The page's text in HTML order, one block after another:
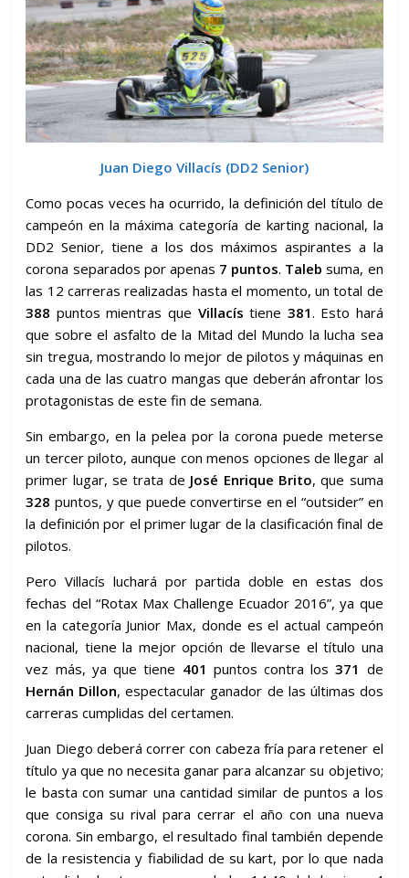
Juan Diego Villacís (DD2 Senior)
Como pocas veces ha ocurrido, la definición del título de
campeón en la máxima categoría de karting nacional, la
DD2 Senior, tiene a los dos máximos aspirantes a la
corona separados por apenas 7 puntos. Taleb suma, en
las 12 carreras realizadas hasta el momento, un total de
388 puntos mientras que Villacís tiene 381. Esto hará
que sobre el asfalto de la Mitad del Mundo la lucha sea
sin tregua, mostrando lo mejor de pilotos y máquinas en
cada una de las cuatro mangas que deberán afrontar los
protagonistas de este fin de semana.
Sin embargo, en la pelea por la corona puede meterse
un tercer piloto, aunque con menos opciones de llegar al
primer lugar, se trata de José Enrique Brito, que suma
328 puntos, y que puede convertirse en el “outsider” en
la definición por el primer lugar de la clasificación final de
pilotos.
Pero Villacís luchará por partida doble en estas dos
fechas del “Rotax Max Challenge Ecuador 2016”, ya que
en la categoría Junior Max, donde es el actual campeón
nacional, tiene la mejor opción de llevarse el título una
vez más, ya que tiene 401 puntos contra los371 de
Hernán Dillon, espectacular ganador de las últimas dos
carreras cumplidas del certamen.
Juan Diego deberá correr con cabeza fría para retener el
título ya que no necesita ganar para alcanzar su objetivo;
le basta con sumar una cantidad similar de puntos a los
que consiga su rival para cerrar el año con una nueva
corona. Sin embargo, el resultado final también depende
de la resistencia y fiabilidad de su kart, por lo que nada